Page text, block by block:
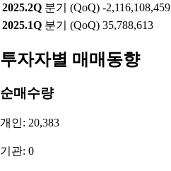
2025.2Q 분기 (QoQ) -2,116,108,459
2025.1Q 분기 (QoQ) 35,788,613
투자자별 매매동향
순매수량
개인: 20,383
기관: 0